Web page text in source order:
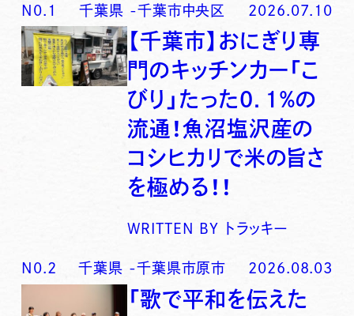
N0. 1 千葉県 -千葉市中央区 2026.07.10
【千葉市】おにぎり専
門のキッチンカー「こ
びり」たった0．1％の
流通！魚沼塩沢産の
コシヒカリで米の旨さ
を極める！！
WRITTEN BY トラッキー
N0. 2 千葉県 -千葉県市原市 2026.08.03
「歌で平和を伝えた